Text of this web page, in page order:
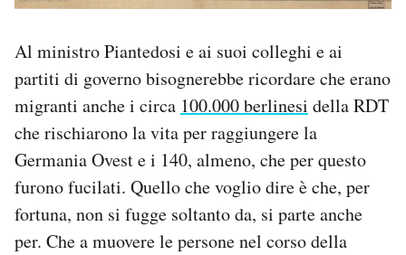
Al ministro Piantedosi e ai suoi colleghi e ai
partiti di governo bisognerebbe ricordare che erano
migranti anche i circa 100.000 berlinesi della RDT
che rischiarono la vita per raggiungere la
Germania Ovest e i 140, almeno, che per questo
furono fucilati. Quello che voglio dire è che, per
fortuna, non si fugge soltanto da, si parte anche
per. Che a muovere le persone nel corso della